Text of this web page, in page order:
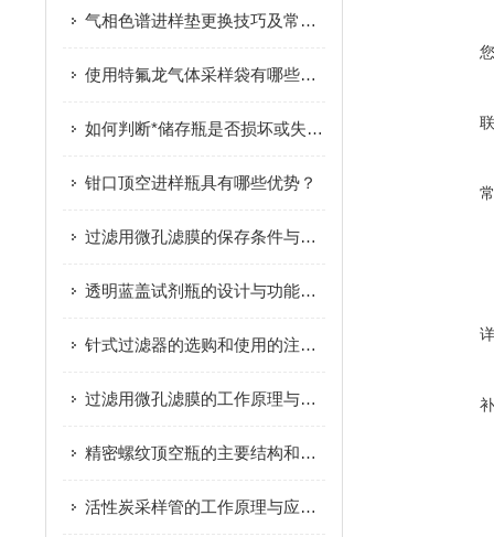
气相色谱进样垫更换技巧及常见问题
使用特氟龙气体采样袋有哪些需要注意的事项？
如何判断*储存瓶是否损坏或失效？
钳口顶空进样瓶具有哪些优势？
过滤用微孔滤膜的保存条件与存储技巧
透明蓝盖试剂瓶的设计与功能分析
针式过滤器的选购和使用的注意事项介绍
过滤用微孔滤膜的工作原理与分类解析
精密螺纹顶空瓶的主要结构和工作原理
活性炭采样管的工作原理与应用分析